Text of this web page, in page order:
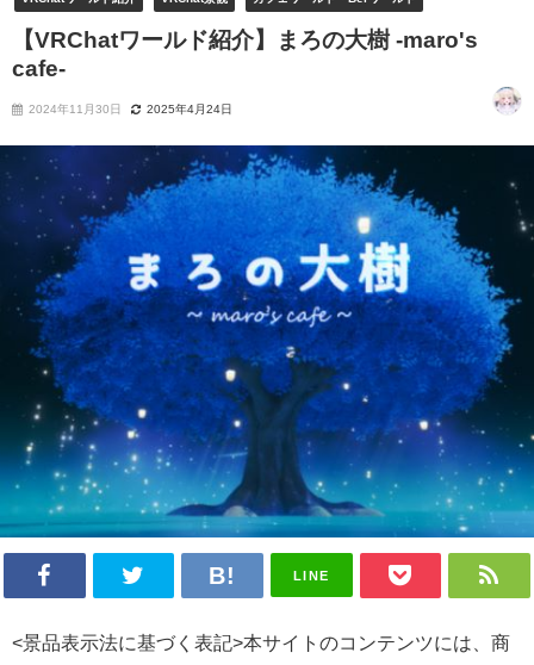
【VRChatワールド紹介】まろの大樹 -maro's
cafe-
2024年11月30日 2025年4月24日
LINE
<景品表示法に基づく表記>本サイトのコンテンツには、商